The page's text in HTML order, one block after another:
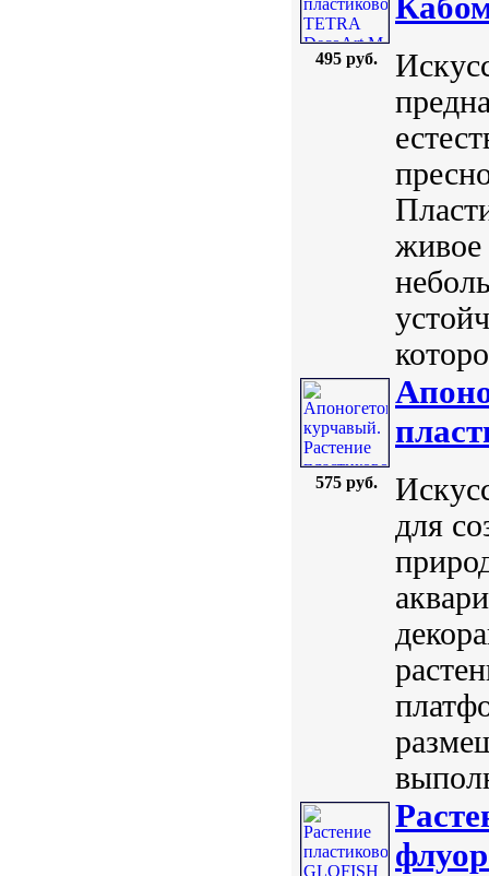
495 руб.
живое
575 руб.
для